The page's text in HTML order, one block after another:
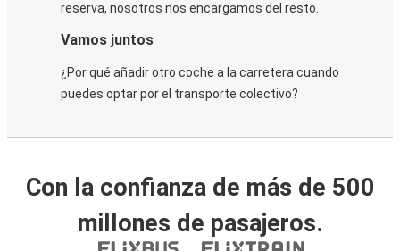
reserva, nosotros nos encargamos del resto.
Vamos juntos
¿Por qué añadir otro coche a la carretera cuando
puedes optar por el transporte colectivo?
Con la confianza de más de 500
millones de pasajeros.